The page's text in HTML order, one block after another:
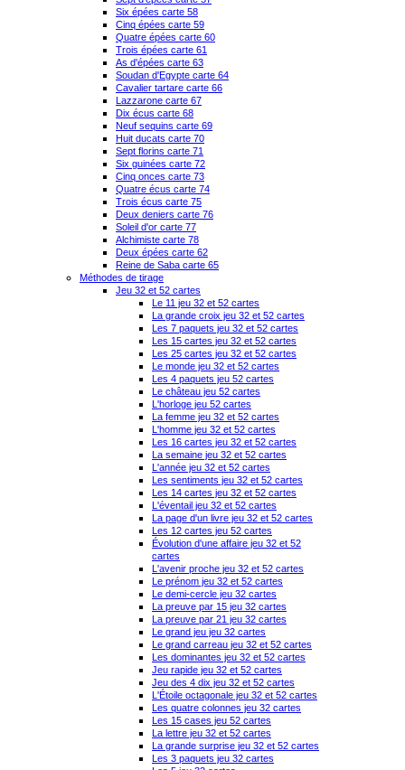
Six épées carte 58
Cinq épées carte 59
Quatre épées carte 60
Trois épées carte 61
As d'épées carte 63
Soudan d'Egypte carte 64
Cavalier tartare carte 66
Lazzarone carte 67
Dix écus carte 68
Neuf sequins carte 69
Huit ducats carte 70
Sept florins carte 71
Six guinées carte 72
Cinq onces carte 73
Quatre écus carte 74
Trois écus carte 75
Deux deniers carte 76
Soleil d'or carte 77
Alchimiste carte 78
Deux épées carte 62
Reine de Saba carte 65
Méthodes de tirage
Jeu 32 et 52 cartes
Le 11 jeu 32 et 52 cartes
La grande croix jeu 32 et 52 cartes
Les 7 paquets jeu 32 et 52 cartes
Les 15 cartes jeu 32 et 52 cartes
Les 25 cartes jeu 32 et 52 cartes
Le monde jeu 32 et 52 cartes
Les 4 paquets jeu 52 cartes
Le château jeu 52 cartes
L'horloge jeu 52 cartes
La femme jeu 32 et 52 cartes
L'homme jeu 32 et 52 cartes
Les 16 cartes jeu 32 et 52 cartes
La semaine jeu 32 et 52 cartes
L'année jeu 32 et 52 cartes
Les sentiments jeu 32 et 52 cartes
Les 14 cartes jeu 32 et 52 cartes
L'éventail jeu 32 et 52 cartes
La page d'un livre jeu 32 et 52 cartes
Les 12 cartes jeu 52 cartes
Évolution d'une affaire jeu 32 et 52
cartes
L'avenir proche jeu 32 et 52 cartes
Le prénom jeu 32 et 52 cartes
Le demi-cercle jeu 32 cartes
La preuve par 15 jeu 32 cartes
La preuve par 21 jeu 32 cartes
Le grand jeu jeu 32 cartes
Le grand carreau jeu 32 et 52 cartes
Les dominantes jeu 32 et 52 cartes
Jeu rapide jeu 32 et 52 cartes
Jeu des 4 dix jeu 32 et 52 cartes
L'Étoile octagonale jeu 32 et 52 cartes
Les quatre colonnes jeu 32 cartes
Les 15 cases jeu 52 cartes
La lettre jeu 32 et 52 cartes
La grande surprise jeu 32 et 52 cartes
Les 3 paquets jeu 32 cartes